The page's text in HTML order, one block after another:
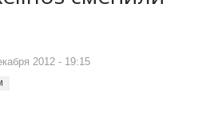
2012 - 19:15